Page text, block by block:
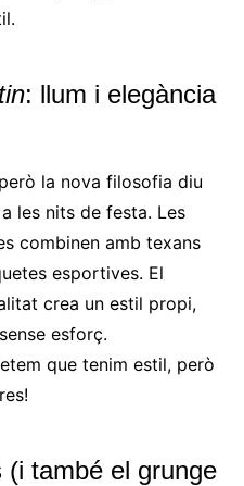
: llum i elegància
la nova filosofia diu
les nits de festa. Les
combinen amb texans
esportives. El
crea un estil propi,
esforç.
que tenim estil, però
(i també el grunge